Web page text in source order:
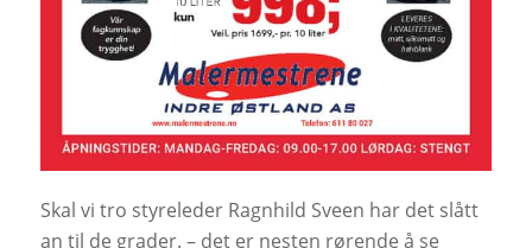
Skal vi tro styreleder Ragnhild Sveen har det slått
an til de grader. – det er nesten rørende å se